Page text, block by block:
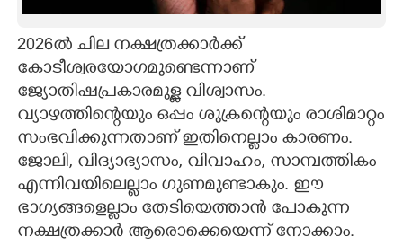
CARTOONS
LITERATURE
ZOOM
CONTACT US
2026ൽ ചില നക്ഷത്രക്കാർക്ക്
കോടീശ്വരയോഗമുണ്ടെന്നാണ്
ജ്യോതിഷപ്രകാരമുള്ള വിശ്വാസം.
വ്യാഴത്തിന്റെയും ഒപ്പം ശുക്രന്റെയും രാശിമാറ്റം
സംഭവിക്കുന്നതാണ് ഇതിനെല്ലാം കാരണം.
ജോലി, വിദ്യാഭ്യാസം, വിവാഹം, സാമ്പത്തികം
എന്നിവയിലെല്ലാം ഗുണമുണ്ടാകും. ഈ
ഭാഗ്യങ്ങളെല്ലാം തേടിയെത്താൻ പോകുന്ന
നക്ഷത്രക്കാർ ആരൊക്കെയെന്ന് നോക്കാം.